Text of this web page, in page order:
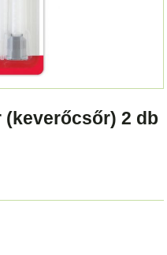
(keverőcsőr) 2 db